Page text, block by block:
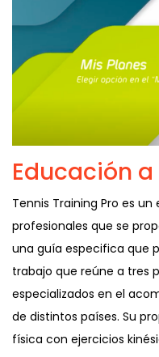
Educación
Tennis Training Pro es
profesionales que se
una guía especifica que
trabajo que reúne a tres
especializados en el
de distintos países. Su
física con ejercicios